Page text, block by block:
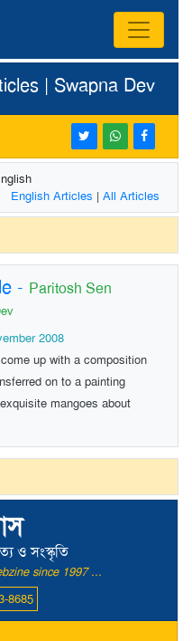
ও সংস্কৃতি
since 1997 ...
8685
| Swapna Dev
English Articles | All Articles
- Paritosh Sen
2008
up with a composition
on to a painting
mangoes about